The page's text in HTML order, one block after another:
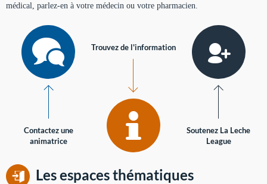
médical, parlez-en à votre médecin ou votre pharmacien.
Contactez une
animatrice
Trouvez de l'information
Soutenez La Leche
League
Les espaces thématiques